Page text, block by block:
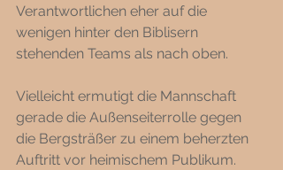
Verantwortlichen eher auf die
wenigen hinter den Biblisern
stehenden Teams als nach oben.
Vielleicht ermutigt die Mannschaft
gerade die Außenseiterrolle gegen
die Bergsträßer zu einem beherzten
Auftritt vor heimischem Publikum.